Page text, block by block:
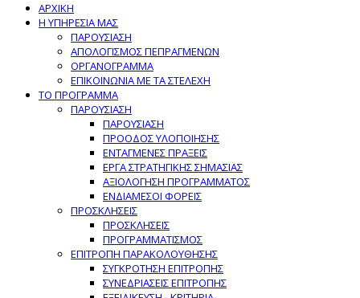
ΑΡΧΙΚΗ
Η ΥΠΗΡΕΣΙΑ ΜΑΣ
ΠΑΡΟΥΣΙΑΣΗ
ΑΠΟΛΟΓΙΣΜΟΣ ΠΕΠΡΑΓΜΕΝΩΝ
ΟΡΓΑΝΟΓΡΑΜΜΑ
ΕΠΙΚΟΙΝΩΝΙΑ ΜΕ ΤΑ ΣΤΕΛΕΧΗ
ΤΟ ΠΡΟΓΡΑΜΜΑ
ΠΑΡΟΥΣΙΑΣΗ
ΠΑΡΟΥΣΙΑΣΗ
ΠΡΟΟΔΟΣ ΥΛΟΠΟΙΗΣΗΣ
ΕΝΤΑΓΜΕΝΕΣ ΠΡΑΞΕΙΣ
ΕΡΓΑ ΣΤΡΑΤΗΓΙΚΗΣ ΣΗΜΑΣΙΑΣ
ΑΞΙΟΛΟΓΗΣΗ ΠΡΟΓΡΑΜΜΑΤΟΣ
ΕΝΔΙΑΜΕΣΟΙ ΦΟΡΕΙΣ
ΠΡΟΣΚΛΗΣΕΙΣ
ΠΡΟΣΚΛΗΣΕΙΣ
ΠΡΟΓΡΑΜΜΑΤΙΣΜΟΣ
ΕΠΙΤΡΟΠΗ ΠΑΡΑΚΟΛΟΥΘΗΣΗΣ
ΣΥΓΚΡΟΤΗΣΗ ΕΠΙΤΡΟΠΗΣ
ΣΥΝΕΔΡΙΑΣΕΙΣ ΕΠΙΤΡΟΠΗΣ